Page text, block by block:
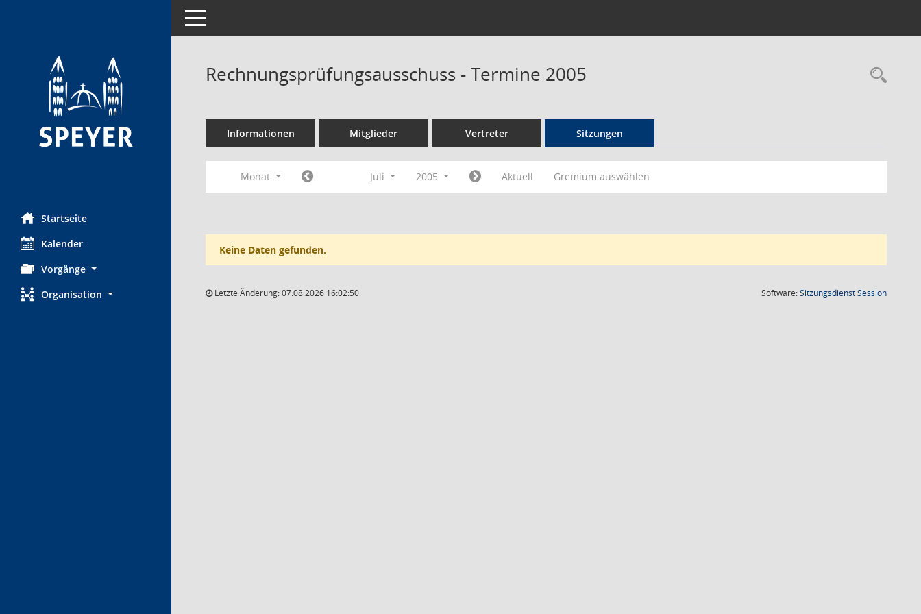
Startseite
Kalender
Vorgänge
Organisation
Toggle navigation
Rechnungsprüfungsausschuss - Termine 2005
Informationen Mitglieder Vertreter Sitzungen
Monat Juli 2005 Aktuell Gremium auswählen
Keine Daten gefunden.
Letzte Änderung: 07.08.2026 16:02:50 Software:SitzungsdienstSession(Wird in